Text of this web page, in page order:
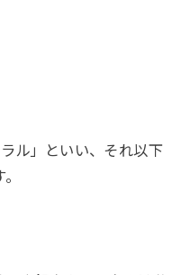
ル」といい、それ以下